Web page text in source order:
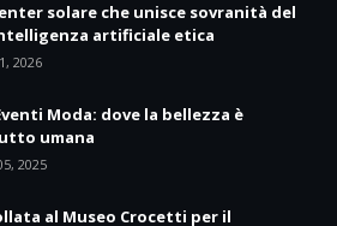
solare che unisce sovranità del
artificiale etica
2026
Moda: dove la bellezza è
umana
2025
al Museo Crocetti per il